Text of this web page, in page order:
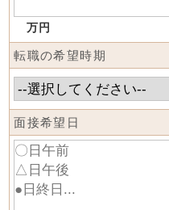
万円
転職の希望時期
面接希望日